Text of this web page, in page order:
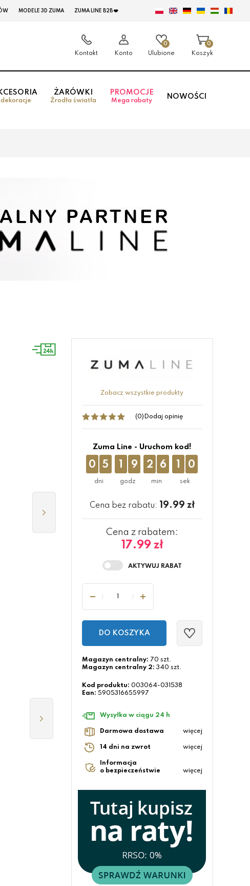
MODELE 3D ZUMA ZUMA LINE B2B ❤️
Kontakt Konto
0
Ulubione
0
Koszyk
dekoracje
ŻARÓWKI
Źrodła światła
PROMOCJE
Mega rabaty
NOWOŚCI
Zobacz wszystkie produkty
(0) Dodaj opinię
Zuma Line - Uruchom kod!
0 5 1 9 2 6 0 9
Cena bez rabatu: 19.99 zł
Cena z rabatem:
17.99 zł
DO KOSZYKA
Magazyn centralny: 70 szt.
Magazyn centralny 2: 340 szt.
Kod produktu: 003064-031538
Ean: 5905316655997
Wysyłka w ciągu 24 h
Darmowa dostawa więcej
14 dni na zwrot więcej
Informacja
o bezpieczeństwie
więcej